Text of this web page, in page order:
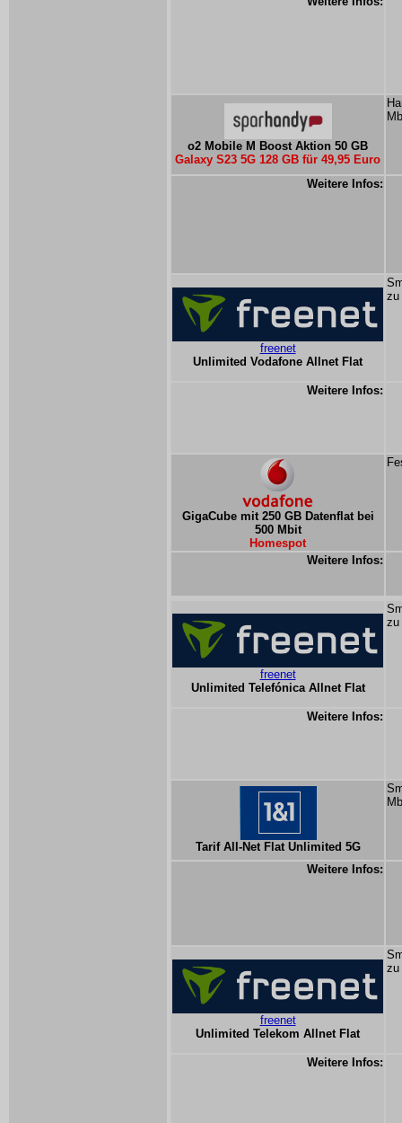
o2 Mobile M Boost Aktion 50 GB
Galaxy S23 5G 128 GB für 49,95 Euro
Weitere Infos:
freenet
Unlimited Vodafone Allnet Flat
zu
Weitere Infos:
GigaCube mit 250 GB Datenflat bei
500 Mbit
Homespot
Weitere Infos:
freenet
Unlimited Telefónica Allnet Flat
zu
Weitere Infos:
Tarif All-Net Flat Unlimited 5G
Weitere Infos:
freenet
Unlimited Telekom Allnet Flat
zu
Weitere Infos: